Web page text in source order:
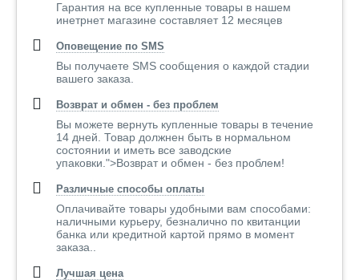
Гарантия на все купленные товары в нашем
инетрнет магазине составляет 12 месяцев
Оповещение по SMS
Вы получаете SMS сообщения о каждой стадии
вашего заказа.
Возврат и обмен - без проблем
Вы можете вернуть купленные товары в течение
14 дней. Товар должнен быть в нормальном
состоянии и иметь все заводские
упаковки.">Возврат и обмен - без проблем!
Различные способы оплаты
Оплачивайте товары удобными вам способами:
наличными курьеру, безналично по квитанции
банка или кредитной картой прямо в момент
заказа..
Лучшая цена